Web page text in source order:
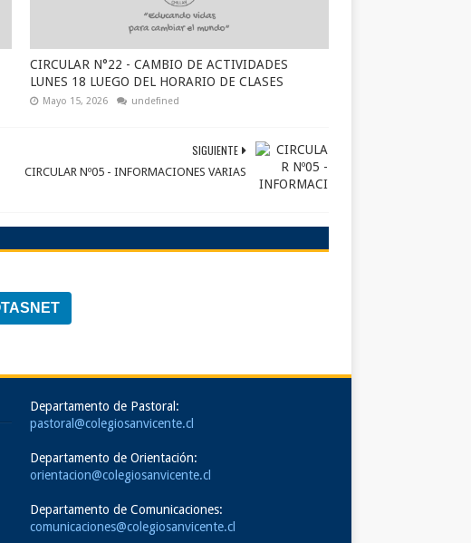
CIRCULAR N°22 - CAMBIO DE ACTIVIDADES
LUNES 18 LUEGO DEL HORARIO DE CLASES
Mayo 15, 2026 undefined
SIGUIENTE
CIRCULAR Nº05 - INFORMACIONES VARIAS
Departamento de Pastoral:
pastoral@colegiosanvicente.cl
Departamento de Orientación:
orientacion@colegiosanvicente.cl
Departamento de Comunicaciones:
comunicaciones@colegiosanvicente.cl